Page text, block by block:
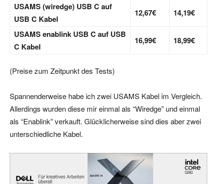
USAMS (wiredge) USB C auf
USB C Kabel
12,67€
14,19€
USAMS enablink USB C auf USB
C Kabel
16,99€ 18,99€
(Preise zum Zeitpunkt des Tests)
Spannenderweise habe ich zwei USAMS Kabel im Vergleich.
Allerdings wurden diese mir einmal als “Wiredge” und einmal
als “Enablink” verkauft. Glücklicherweise sind dies aber zwei
unterschiedliche Kabel.